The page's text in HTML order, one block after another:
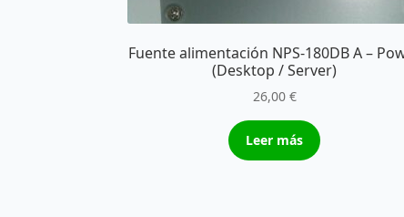
Fuente alimentación NPS-180DB A –
(Desktop / Server)
26,00 €
Leer más